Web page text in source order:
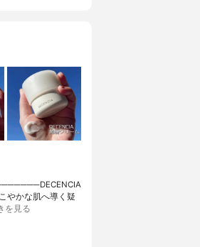
かな肌へ導く疑
を見る